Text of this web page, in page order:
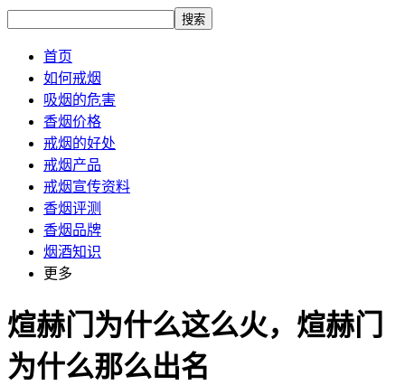
搜索
首页
如何戒烟
吸烟的危害
香烟价格
戒烟的好处
戒烟产品
戒烟宣传资料
香烟评测
香烟品牌
烟酒知识
更多
煊赫门为什么这么火，煊赫门
为什么那么出名